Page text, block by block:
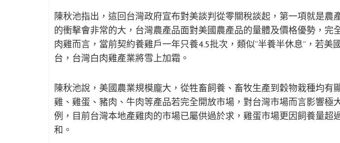
陳秋池指出，這回台灣政府宣布對美談判從零關稅談起，第一項就是農
的衝擊會非常的大，台灣農產品面對美國農產品的量體及價格優勢，完
肉雞而言，當前契約養雞戶一年只養4.5批次，類似“半養半休息”，若美
台，台灣白肉雞產業將雪上加霜。
陳秋池說，美國農業規模龐大，從牲畜飼養、畜牧生產到穀物栽種均有
雞、雞蛋、豬肉、牛肉等產品若完全開放市場，對台灣市場而言影響極
例，目前台灣本地產雞肉的市場已屬供過於求，雞蛋市場更因飼養量超
和。